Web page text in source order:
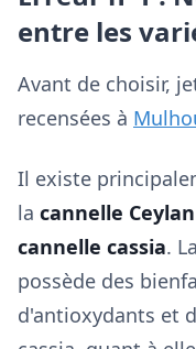
entre les
Avant de choisir,
recensées à
Il existe
la cannelle Ceylan
cannelle cassia.
possède des
d'antioxydants et